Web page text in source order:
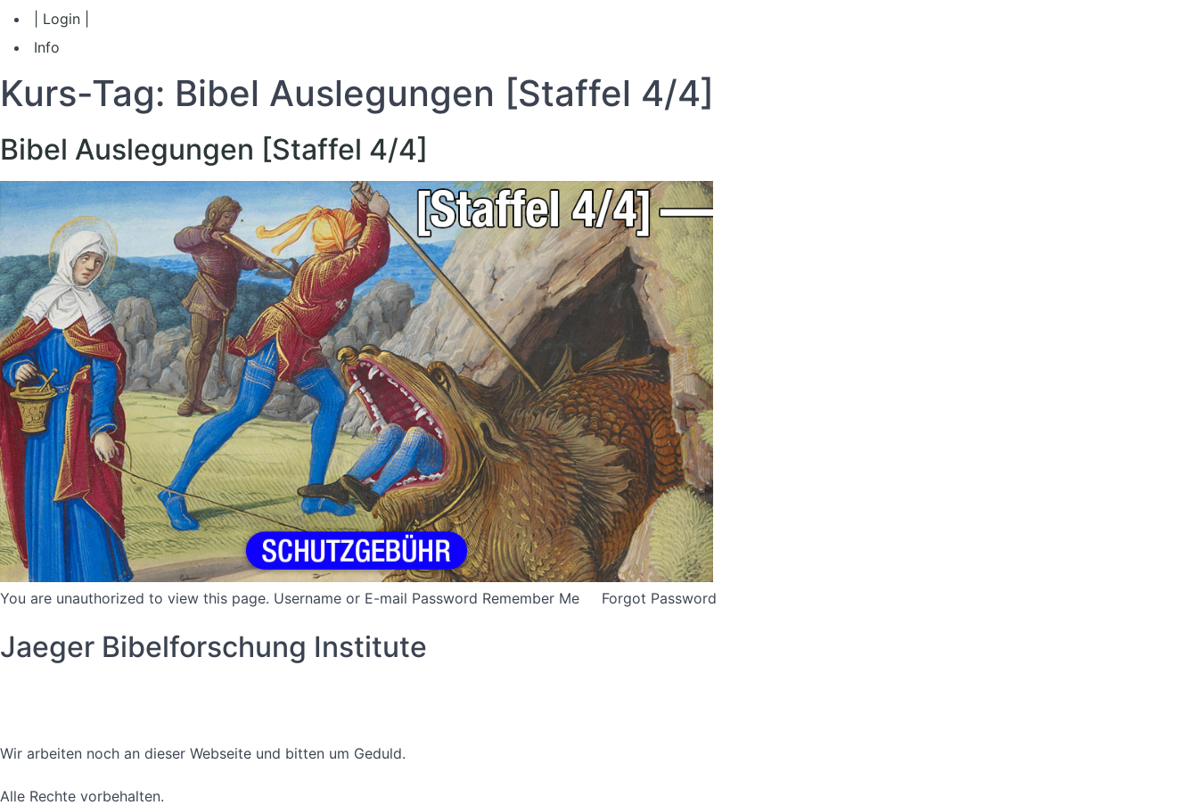
| Login |
Info
Kurs-Tag: Bibel Auslegungen [Staffel 4/4]
Bibel Auslegungen [Staffel 4/4]
You are unauthorized to view this page. Username or E-mail Password Remember Me Forgot Password
Jaeger Bibelforschung Institute
Wir arbeiten noch an dieser Webseite und bitten um Geduld.
Alle Rechte vorbehalten.